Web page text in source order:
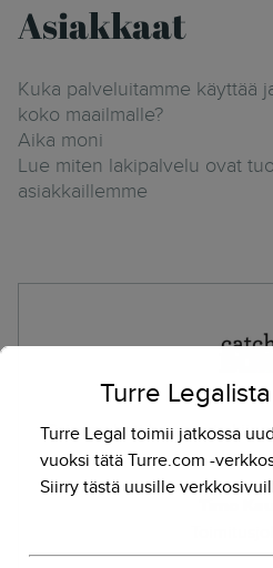
Asiakkaat
Kuka palveluitamme käyttää
koko maailmalle?
Aika moni
Lue miten lakipalvelu ovat
asiakkaillemme
Saimme heti hommasta
Turre
Turre Legal toimii jatkossa
vuoksi tätä Turre.com -
Siirry tästä uusille